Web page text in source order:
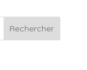
Rechercher